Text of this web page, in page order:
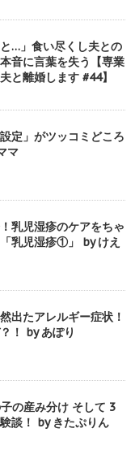
…」食い尽くし夫との
音に言葉を失う【専業
と離婚します #44】
定」がツッコミどころ
マ
乳児湿疹のケアをちゃ
乳児湿疹①」 by けえ
出たアレルギー症状！
！ by あぽり
の産み分け そして 3
談！ by きたぷりん